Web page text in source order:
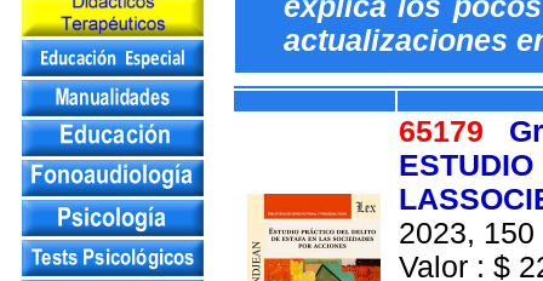
explica los
actualizaciones
65179
2023,
Valor : $